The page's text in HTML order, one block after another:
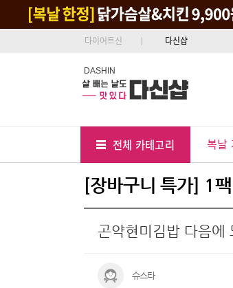
다이어트신 다신샵
DASHIN
전체 카테고리 복날
[장바구니 특가] 1
곤약현미김밥 다음에
슈스타